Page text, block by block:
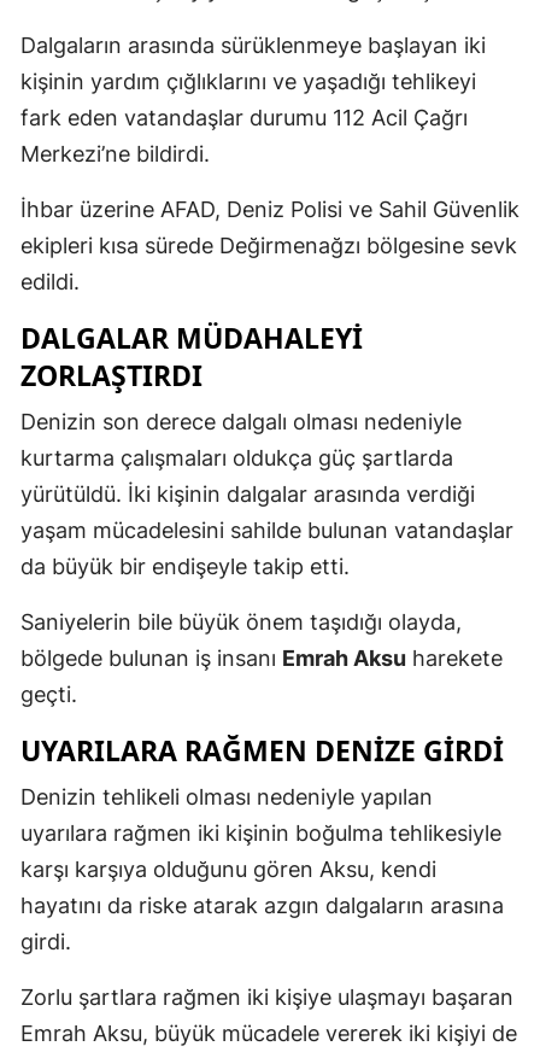
Dalgaların arasında sürüklenmeye başlayan iki
kişinin yardım çığlıklarını ve yaşadığı tehlikeyi
fark eden vatandaşlar durumu 112 Acil Çağrı
Merkezi’ne bildirdi.
İhbar üzerine AFAD, Deniz Polisi ve Sahil Güvenlik
ekipleri kısa sürede Değirmenağzı bölgesine sevk
edildi.
DALGALAR MÜDAHALEYİ
ZORLAŞTIRDI
Denizin son derece dalgalı olması nedeniyle
kurtarma çalışmaları oldukça güç şartlarda
yürütüldü. İki kişinin dalgalar arasında verdiği
yaşam mücadelesini sahilde bulunan vatandaşlar
da büyük bir endişeyle takip etti.
Saniyelerin bile büyük önem taşıdığı olayda,
bölgede bulunan iş insanı Emrah Aksu harekete
geçti.
UYARILARA RAĞMEN DENİZE GİRDİ
Denizin tehlikeli olması nedeniyle yapılan
uyarılara rağmen iki kişinin boğulma tehlikesiyle
karşı karşıya olduğunu gören Aksu, kendi
hayatını da riske atarak azgın dalgaların arasına
girdi.
Zorlu şartlara rağmen iki kişiye ulaşmayı başaran
Emrah Aksu, büyük mücadele vererek iki kişiyi de